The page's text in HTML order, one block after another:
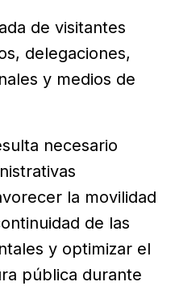
de visitantes
delegaciones,
y medios de
necesario
la movilidad
de las
y optimizar el
pública durante